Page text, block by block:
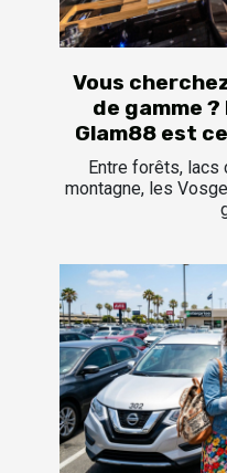
Vous
de gamme ?
Glam88 est
Entre forêts,
montagne, les